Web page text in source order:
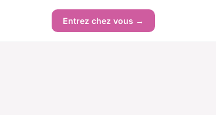
Entrez chez vous →